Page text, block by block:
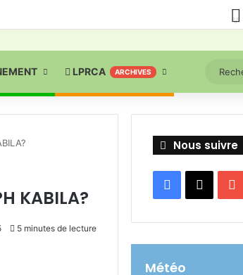
LPRCA ARCHIVES
KABILA?
5 minutes de lecture
Nous suivre
Facebook
X
Météo